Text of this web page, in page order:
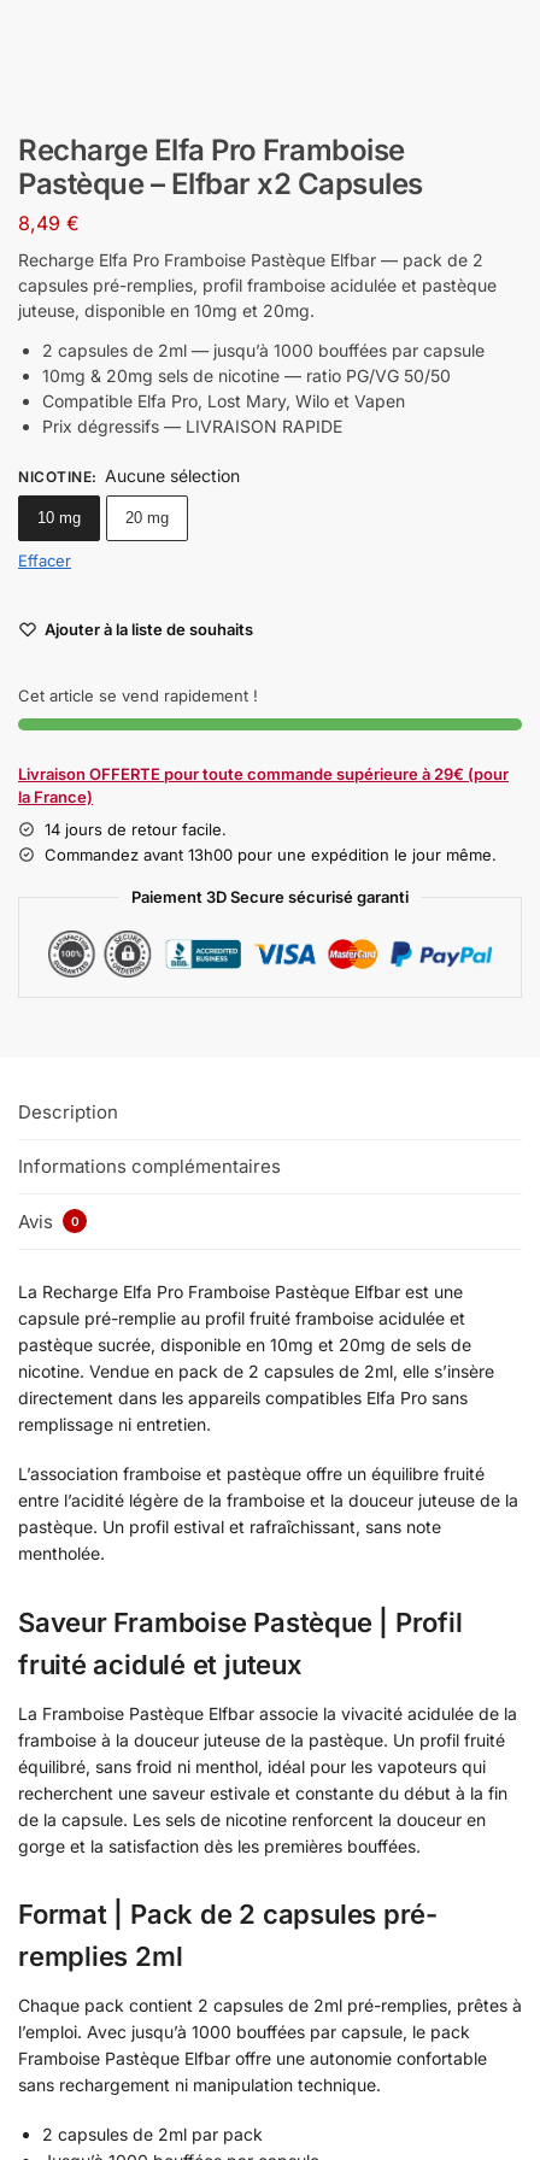
Recharge Elfa Pro Framboise
Pastèque – Elfbar x2 Capsules
8,49 €
Recharge Elfa Pro Framboise Pastèque Elfbar — pack de 2
capsules pré-remplies, profil framboise acidulée et pastèque
juteuse, disponible en 10mg et 20mg.
2 capsules de 2ml — jusqu’à 1000 bouffées par capsule
10mg & 20mg sels de nicotine — ratio PG/VG 50/50
Compatible Elfa Pro, Lost Mary, Wilo et Vapen
Prix dégressifs — LIVRAISON RAPIDE
NICOTINE: Aucune sélection
10 mg 20 mg
Effacer
Ajouter à la liste de souhaits
Cet article se vend rapidement !
Livraison OFFERTE pour toute commande supérieure à 29€ (pour
la France)
14 jours de retour facile.
Commandez avant 13h00 pour une expédition le jour même.
Paiement 3D Secure sécurisé garanti
Description
Informations complémentaires
Avis 0
La Recharge Elfa Pro Framboise Pastèque Elfbar est une
capsule pré-remplie au profil fruité framboise acidulée et
pastèque sucrée, disponible en 10mg et 20mg de sels de
nicotine. Vendue en pack de 2 capsules de 2ml, elle s’insère
directement dans les appareils compatibles Elfa Pro sans
remplissage ni entretien.
L’association framboise et pastèque offre un équilibre fruité
entre l’acidité légère de la framboise et la douceur juteuse de la
pastèque. Un profil estival et rafraîchissant, sans note
mentholée.
Saveur Framboise Pastèque | Profil
fruité acidulé et juteux
La Framboise Pastèque Elfbar associe la vivacité acidulée de la
framboise à la douceur juteuse de la pastèque. Un profil fruité
équilibré, sans froid ni menthol, idéal pour les vapoteurs qui
recherchent une saveur estivale et constante du début à la fin
de la capsule. Les sels de nicotine renforcent la douceur en
gorge et la satisfaction dès les premières bouffées.
Format | Pack de 2 capsules pré-
remplies 2ml
Chaque pack contient 2 capsules de 2ml pré-remplies, prêtes à
l’emploi. Avec jusqu’à 1000 bouffées par capsule, le pack
Framboise Pastèque Elfbar offre une autonomie confortable
sans rechargement ni manipulation technique.
2 capsules de 2ml par pack